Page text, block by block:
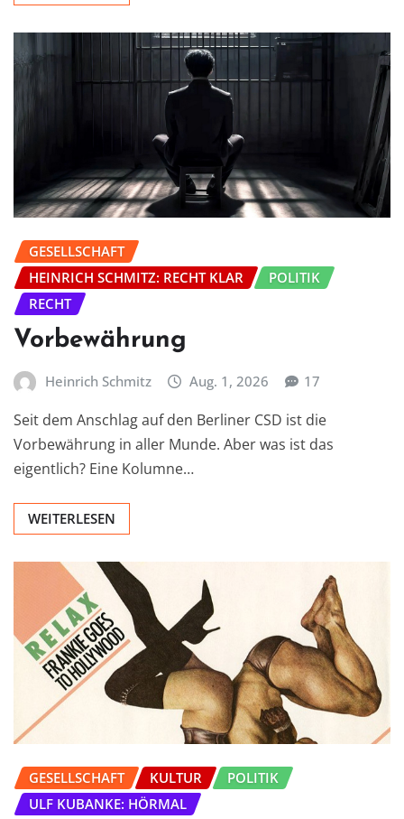
GESELLSCHAFT
HEINRICH SCHMITZ: RECHT KLAR
POLITIK
RECHT
Vorbewährung
Heinrich Schmitz Aug. 1, 2026 17
Seit dem Anschlag auf den Berliner CSD ist die
Vorbewährung in aller Munde. Aber was ist das
eigentlich? Eine Kolumne…
WEITERLESEN
GESELLSCHAFT KULTUR
POLITIK
ULF KUBANKE: HÖRMAL